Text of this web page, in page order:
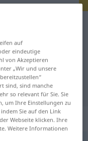
weiblich
auf
eindeutige
von Akzeptieren
„Wir und unsere
sind, sind manche
so relevant für Sie. Sie
um Ihre Einstellungen zu
Sie auf den Link
Webseite klicken. Ihre
Weitere Informationen